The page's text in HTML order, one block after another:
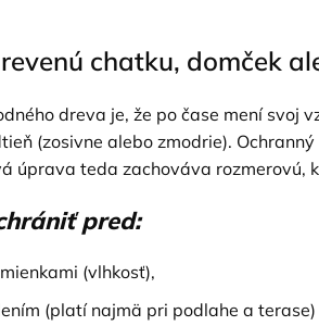
chatku, domček
dreva je, že po čase mení
(zosivne alebo zmodrie).
úprava teda zachováva
pred:
(vlhkosť),
(platí najmä pri podlahe a terase)